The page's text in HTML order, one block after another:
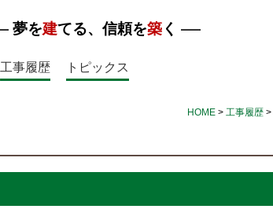
夢を建てる、信頼を築 く
工事履歴 トピックス
HOME> 工事履歴>